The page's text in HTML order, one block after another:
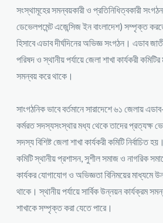
সংস্থামূহের সমন্বয়কারী ও প্রতিনিধিত্বকারী
ডেভেলপমেন্ট এজেন্সিজ ইন বাংলাদেশ) সম্পৃক্ত
হিসাবে এডাব দীর্ঘদিনের অভিজ্ঞ সংগঠন। এডাব জাতীয়
পরিষদ ও স্থানীয় পর্যায়ে জেলা শাখা কার্যকরী
সমন্বয় করে থাকে।
সাংগঠনিক ভাবে বর্তমানে সারাদেশে ৬১ জেলায়
কর্মরত সদস্যসংস্থার মধ্য থেকে তাদের প্রত্যক্ষ
সদস্য বিশিষ্ট জেলা শাখা কার্যকরী কমিটি নির্বাচিত
কমিটি স্থানীয় প্রশাসন, সুশীল সমাজ ও নাগরিক
কার্যকর যোগাযোগ ও অভিজ্ঞতা বিনিময়ের মাধ্যমে
থাকে। স্থানীয় পর্যায়ে সার্বিক উন্নয়ন কার্যক্রম
শাখাকে সম্পৃক্ত করা যেতে পারে।